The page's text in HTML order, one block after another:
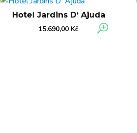
Hotel Jardins D‘ Ajuda
15.690,00 Kč